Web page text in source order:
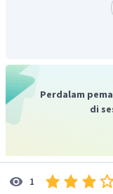
Perdalam
di
1